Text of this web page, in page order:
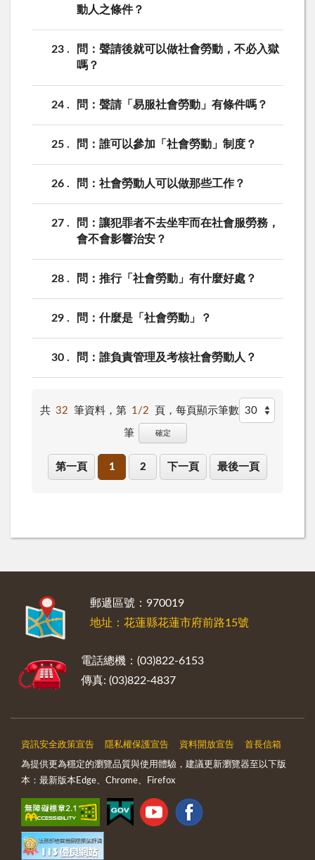
動人之條件？
23
問：聲請後就可以做社會勞動，不必入獄
嗎？
24 問：聲請「易服社會勞動」有條件嗎？
25 問：誰可以參加「社會勞動」制度？
26 問：社會勞動人可以做那些工作？
27
問：讓犯罪者不去坐牢而在社會服勞務，
會不會影響治安？
28 問：推行「社會勞動」有什麼好處？
29 問：什麼是「社會勞動」？
30 問：誰負責管理及考核社會勞動人？
共 32 筆資料，第 1/2 頁， 每頁顯示筆數
筆 確定
第一頁 1 2 下一頁 最後一頁
郵遞區號：970019
地址：花蓮縣花蓮市府前路15號
電話總機：(03)822-6153
傳真: (03)822-4837
資訊安全政策宣告 隱私權保護宣告 資料開放宣告 首長信箱
為提供更為穩定的瀏覽品質與使用體驗，建議更新瀏覽器至以下版
本：最新版本Edge、Chrome、Firefox